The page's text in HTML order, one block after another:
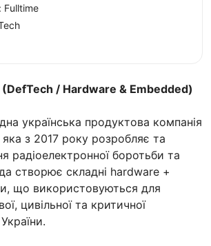
/ Hardware & Embedded)
українська продуктова компанія
з 2017 року розробляє та
радіоелектронної боротьби та
створює складні hardware +
що використовуються для
цивільної та критичної
Fulltime